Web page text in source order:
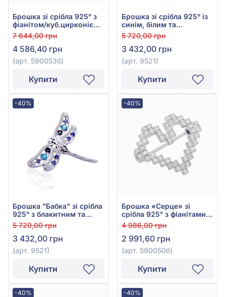
Брошка зі срібла 925° з
фіанітом/куб.цирконієм,
арт. 590053б
7 644,00 грн
4 586,40 грн
(арт. 590053б)
Купити
Брошка зі срібла 925° із
синім, білим та
блакитним фіанітом/
куб.цирконієм, арт. 9521
5 720,00 грн
3 432,00 грн
(арт. 9521)
Купити
-40%
Брошка "Бабка" зі срібла
925° з блакитним та
білим фіанітом/
куб.цирконієм, арт. 9521
5 720,00 грн
3 432,00 грн
(арт. 9521)
Купити
-40%
Брошка «Серце» зі
срібла 925° з фіанітами,
арт. 590050б
4 986,00 грн
2 991,60 грн
(арт. 590050б)
Купити
-40% -40%